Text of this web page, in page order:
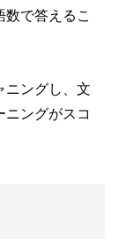
数で答えるこ
ニングし、文
ングがスコ